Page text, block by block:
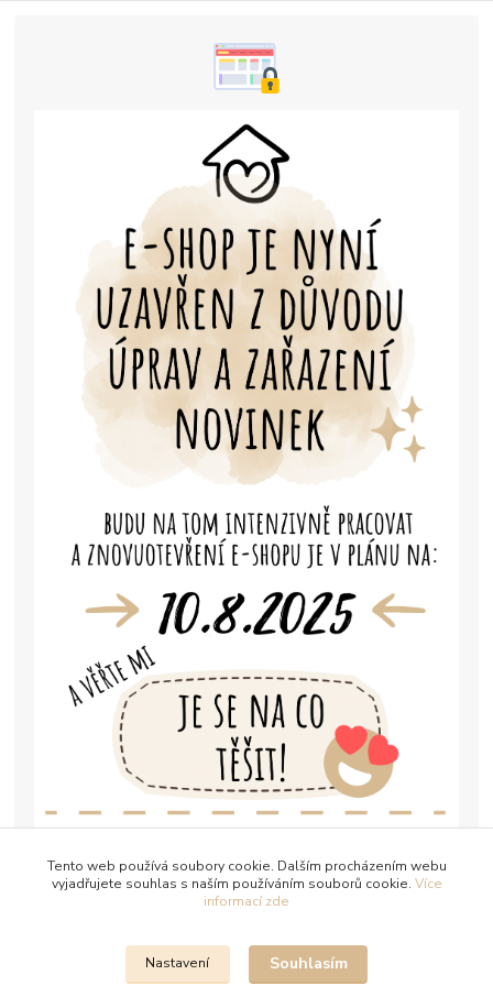
Tento web používá soubory cookie. Dalším procházením webu
vyjadřujete souhlas s naším používáním souborů cookie. Více
informací zde
Nastavení Souhlasím